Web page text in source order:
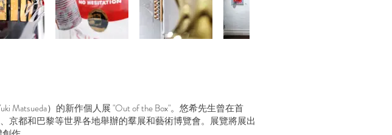
Matsueda）的新作個人展 "Out of the Box"。悠希先生曾在首
京都和巴黎等世界各地舉辦的羣展和藝術博覽會。展覽將展出